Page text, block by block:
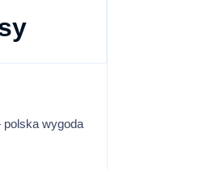
wygoda